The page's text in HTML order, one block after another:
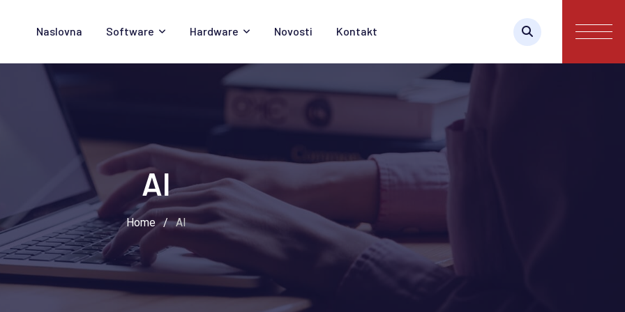
Naslovna Software Hardware Novosti Kontakt
AI
Home / AI